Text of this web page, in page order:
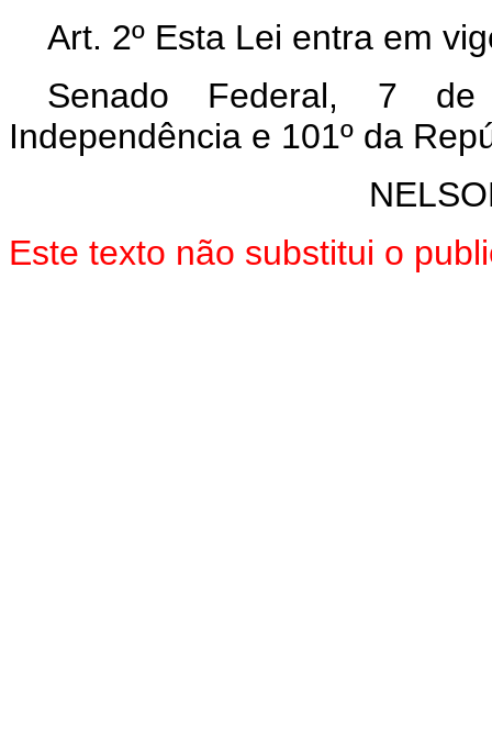
Art. 2º Esta Lei entra em
Senado Federal, 7
Independência e 101º da
Este texto não substitui o